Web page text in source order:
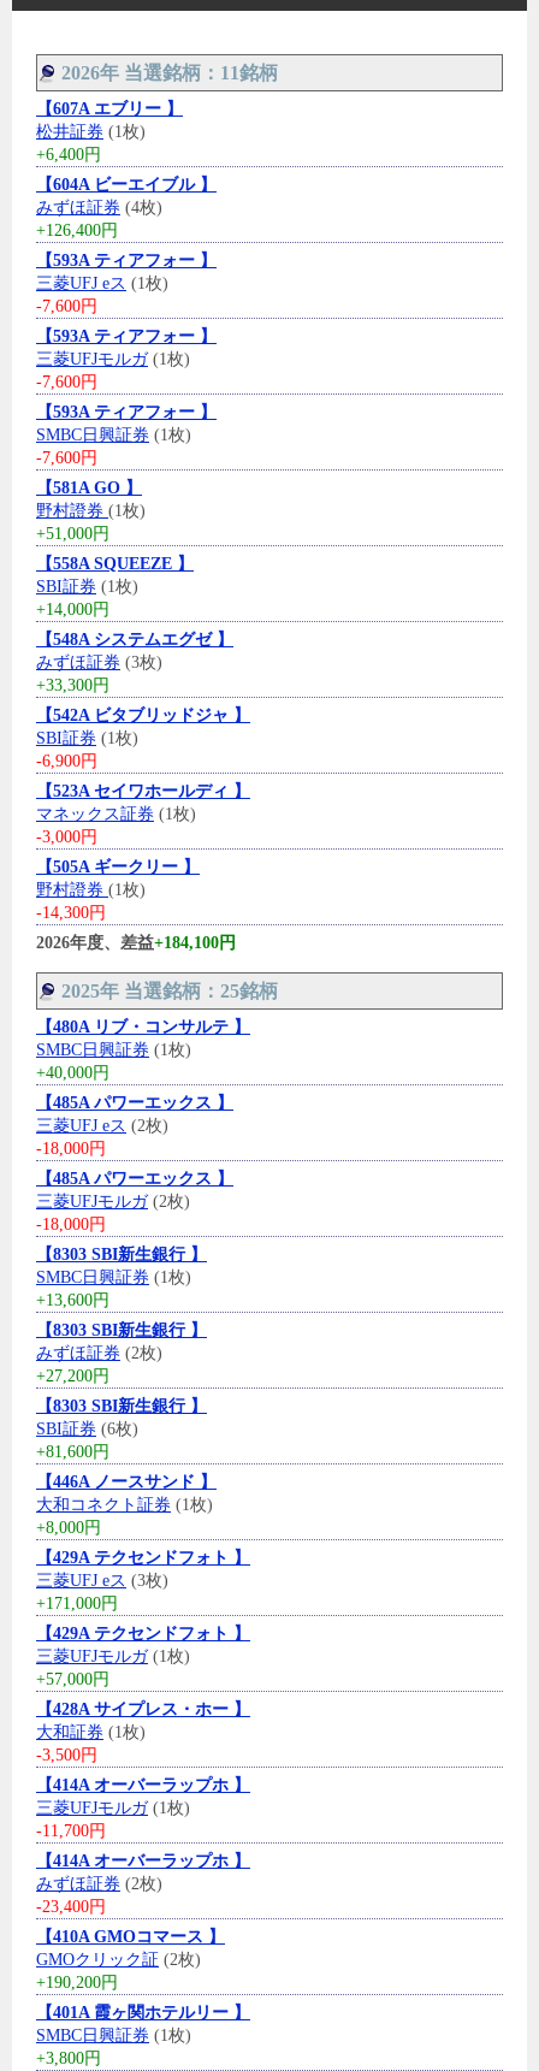
2026年 当選銘柄：11銘柄
【607A エブリー 】
松井証券 (1枚)
+6,400円
【604A ビーエイブル 】
みずほ証券 (4枚)
+126,400円
【593A ティアフォー 】
三菱UFJ eス (1枚)
-7,600円
【593A ティアフォー 】
三菱UFJモルガ(1枚)
-7,600円
【593A ティアフォー 】
SMBC日興証券 (1枚)
-7,600円
【581A GO 】
野村證券 (1枚)
+51,000円
【558A SQUEEZE 】
SBI証券 (1枚)
+14,000円
【548A システムエグゼ 】
みずほ証券 (3枚)
+33,300円
【542A ビタブリッドジャ 】
SBI証券 (1枚)
-6,900円
【523A セイワホールディ 】
マネックス証券 (1枚)
-3,000円
【505A ギークリー 】
野村證券 (1枚)
-14,300円
2026年度、差益+184,100円
2025年 当選銘柄：25銘柄
【480A リブ・コンサルテ 】
SMBC日興証券 (1枚)
+40,000円
【485A パワーエックス 】
三菱UFJ eス (2枚)
-18,000円
【485A パワーエックス 】
三菱UFJモルガ(2枚)
-18,000円
【8303 SBI新生銀行 】
SMBC日興証券 (1枚)
+13,600円
【8303 SBI新生銀行 】
みずほ証券 (2枚)
+27,200円
【8303 SBI新生銀行 】
SBI証券 (6枚)
+81,600円
【446A ノースサンド 】
大和コネクト証券 (1枚)
+8,000円
【429A テクセンドフォト 】
三菱UFJ eス (3枚)
+171,000円
【429A テクセンドフォト 】
三菱UFJモルガ(1枚)
+57,000円
【428A サイプレス・ホー 】
大和証券 (1枚)
-3,500円
【414A オーバーラップホ 】
三菱UFJモルガ(1枚)
-11,700円
【414A オーバーラップホ 】
みずほ証券 (2枚)
-23,400円
【410A GMOコマース 】
GMOクリック証 (2枚)
+190,200円
【401A 霞ヶ関ホテルリー 】
SMBC日興証券 (1枚)
+3,800円